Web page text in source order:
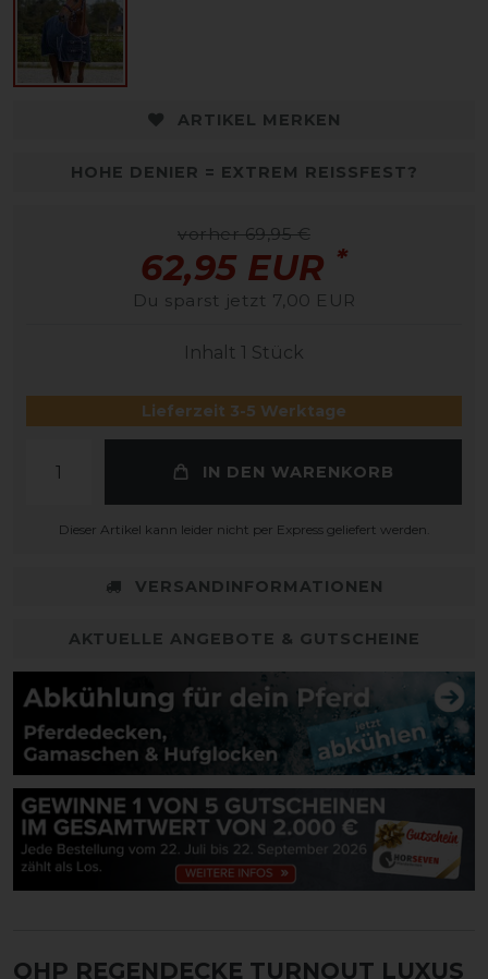
ARTIKEL MERKEN
HOHE DENIER = EXTREM REISSFEST?
vorher 69,95 €
62,95 EUR *
Du sparst jetzt 7,00 EUR
Inhalt 1 Stück
Lieferzeit 3-5 Werktage
IN DEN WARENKORB
Dieser Artikel kann leider nicht per Express geliefert werden.
VERSANDINFORMATIONEN
AKTUELLE ANGEBOTE & GUTSCHEINE
QHP REGENDECKE TURNOUT LUXUS